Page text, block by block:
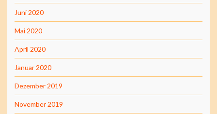
Juni 2020
Mai 2020
April 2020
Januar 2020
Dezember 2019
November 2019